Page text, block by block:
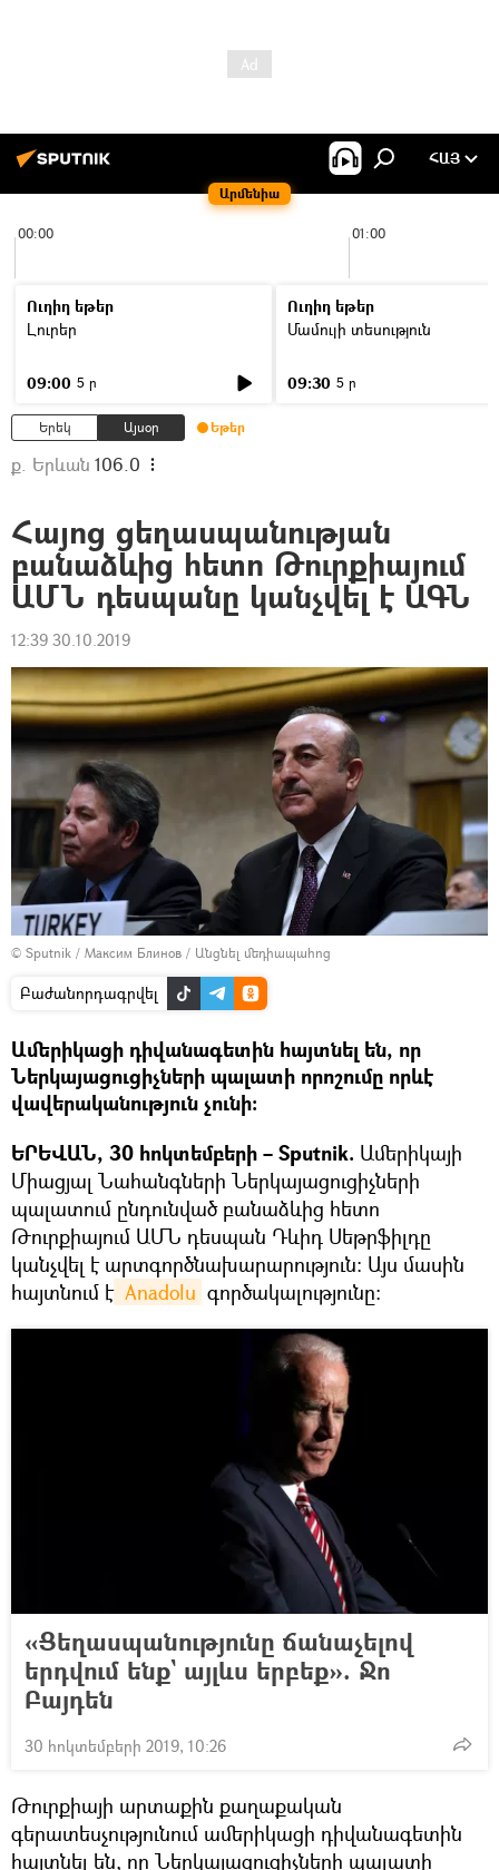
Արմենիա
ՀԱՅ
00:00 01:00
Ուղիղ եթեր
Լուրեր
09:00 5 ր
Ուղիղ եթեր
Մամուլի տեսություն
09:30 5 ր
Երեկ Այսօր Եթեր
ք. Երևան 106.0
Հայոց ցեղասպանության
բանաձևից հետո Թուրքիայում
ԱՄՆ դեսպանը կանչվել է ԱԳՆ
12:39 30.10.2019
© Sputnik / Максим Блинов / Անցնել մեդիապահոց
Բաժանորդագրվել
Ամերիկացի դիվանագետին հայտնել են, որ
Ներկայացուցիչների պալատի որոշումը որևէ
վավերականություն չունի:
ԵՐԵՎԱՆ, 30 հոկտեմբերի – Sputnik. Ամերիկայի
Միացյալ Նահանգների Ներկայացուցիչների
պալատում ընդունված բանաձևից հետո
Թուրքիայում ԱՄՆ դեսպան Դևիդ Սեթրֆիլդը
կանչվել է արտգործնախարարություն: Այս մասին
հայտնում է Anadolu գործակալությունը։
«Ցեղասպանությունը ճանաչելով
երդվում ենք` այլևս երբեք». Ջո
Բայդեն
30 հոկտեմբերի 2019, 10:26
Թուրքիայի արտաքին քաղաքական
գերատեսչությունում ամերիկացի դիվանագետին
հայտնել են, որ Ներկայացուցիչների պալատի